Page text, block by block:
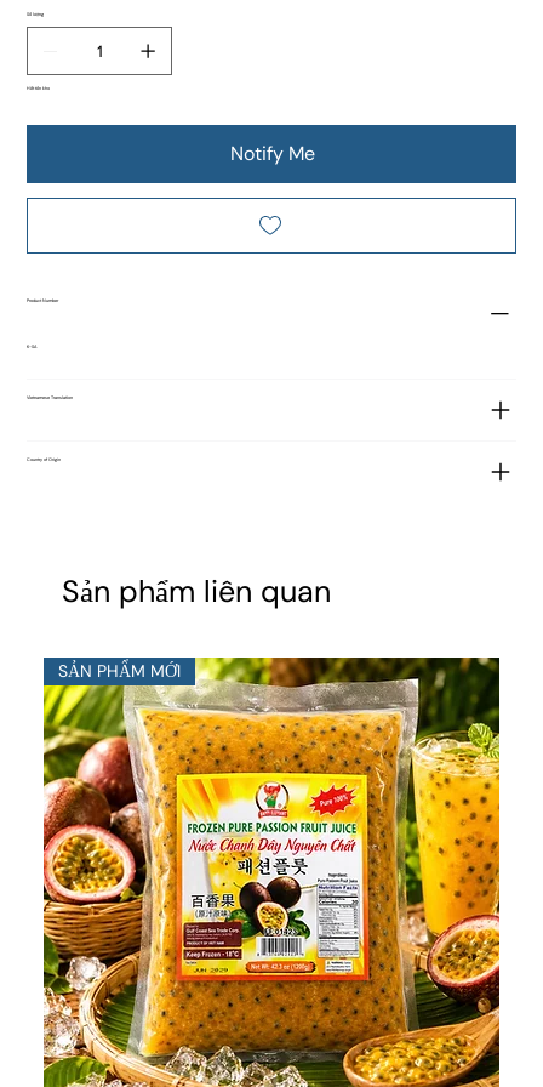
Số lượng
Hết tồn kho
Notify Me
Product Number
K-SA
Vietnamese Translation
Country of Origin
Sản phẩm liên quan
SẢN PHẨM MỚI